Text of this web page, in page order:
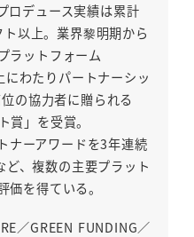
ロデュース実績は累計
以上。業界黎明期から
ラットフォーム
わたりパートナーシッ
の協力者に贈られる
賞」を受賞。
ナーアワードを3年連続
ど、複数の主要プラット
価を得ている。
／GREEN FUNDING／